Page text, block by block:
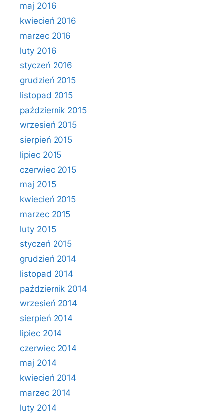
maj 2016
kwiecień 2016
marzec 2016
luty 2016
styczeń 2016
grudzień 2015
listopad 2015
październik 2015
wrzesień 2015
sierpień 2015
lipiec 2015
czerwiec 2015
maj 2015
kwiecień 2015
marzec 2015
luty 2015
styczeń 2015
grudzień 2014
listopad 2014
październik 2014
wrzesień 2014
sierpień 2014
lipiec 2014
czerwiec 2014
maj 2014
kwiecień 2014
marzec 2014
luty 2014